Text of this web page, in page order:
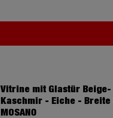
Vitrine mit Glastür Beige-
Kaschmir - Eiche - Breite
MOSANO